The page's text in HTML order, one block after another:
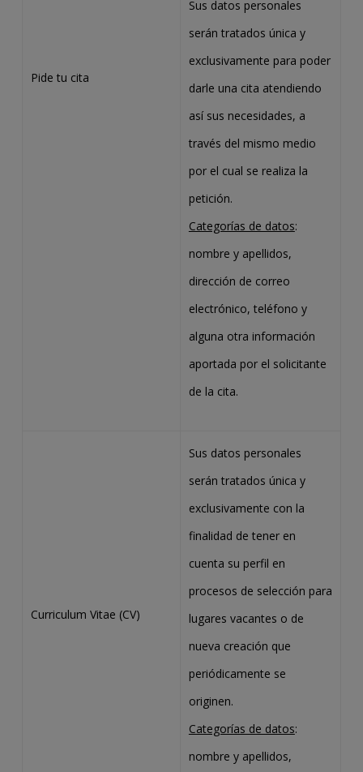
Pide tu cita
Sus datos personales
serán tratados única y
exclusivamente para poder
darle una cita atendiendo
así sus necesidades, a
través del mismo medio
por el cual se realiza la
petición.
Categorías de datos:
nombre y apellidos,
dirección de correo
electrónico, teléfono y
alguna otra información
aportada por el solicitante
de la cita.
Curriculum Vitae (CV)
Sus datos personales
serán tratados única y
exclusivamente con la
finalidad de tener en
cuenta su perfil en
procesos de selección para
lugares vacantes o de
nueva creación que
periódicamente se
originen.
Categorías de datos:
nombre y apellidos,